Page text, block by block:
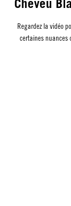
Cheveu
Regardez la vidéo
certaines nuances